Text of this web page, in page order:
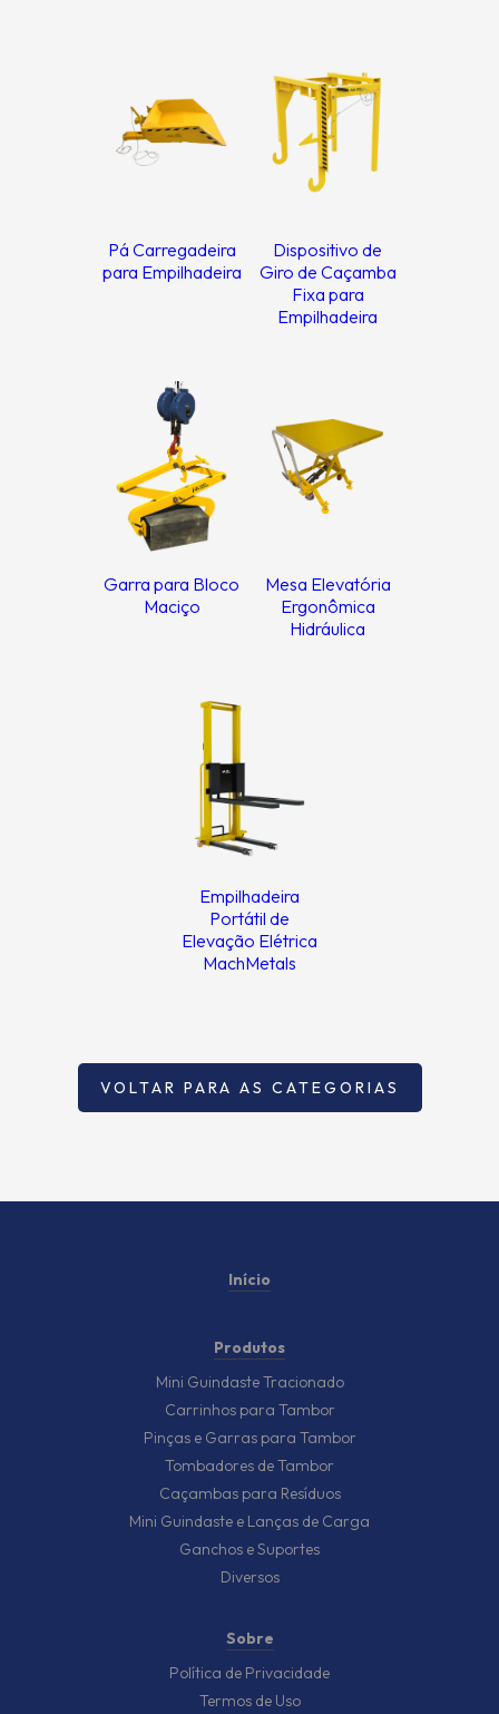
Pá Carregadeira
para Empilhadeira
Dispositivo de
Giro de Caçamba
Fixa para
Empilhadeira
Garra para Bloco
Maciço
Mesa Elevatória
Ergonômica
Hidráulica
Empilhadeira
Portátil de
Elevação Elétrica
MachMetals
VOLTAR PARA AS CATEGORIAS
Início
Produtos
Mini Guindaste Tracionado
Carrinhos para Tambor
Pinças e Garras para Tambor
Tombadores de Tambor
Caçambas para Resíduos
Mini Guindaste e Lanças de Carga
Ganchos e Suportes
Diversos
Sobre
Política de Privacidade
Termos de Uso